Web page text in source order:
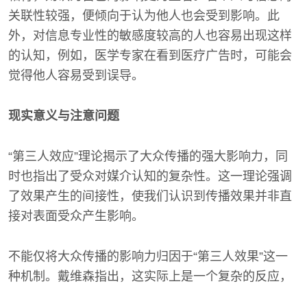
关联性较强，便倾向于认为他人也会受到影响。此
外，对信息专业性的敏感度较高的人也容易出现这样
的认知，例如，医学专家在看到医疗广告时，可能会
觉得他人容易受到误导。
现实意义与注意问题
“第三人效应”理论揭示了大众传播的强大影响力，同
时也指出了受众对媒介认知的复杂性。这一理论强调
了效果产生的间接性，使我们认识到传播效果并非直
接对表面受众产生影响。
不能仅将大众传播的影响力归因于“第三人效果”这一
种机制。戴维森指出，这实际上是一个复杂的反应，